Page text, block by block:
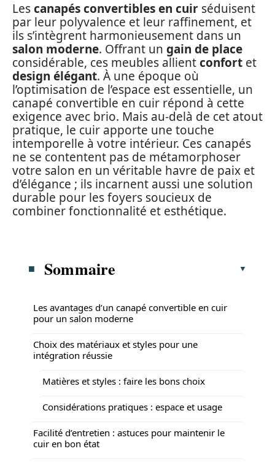
Lescanapés convertibles en cuir séduisent
par leur polyvalence et leur raffinement, et
ils s’intègrent harmonieusement dans un
salon moderne. Offrant un gain de place
considérable, ces meubles allientconfort et
design élégant. À une époque où
l’optimisation de l’espace est essentielle, un
canapé convertible en cuir répond à cette
exigence avec brio. Mais au-delà de cet atout
pratique, le cuir apporte une touche
intemporelle à votre intérieur. Ces canapés
ne se contentent pas de métamorphoser
votre salon en un véritable havre de paix et
d’élégance ; ils incarnent aussi une solution
durable pour les foyers soucieux de
combiner fonctionnalité et esthétique.
Sommaire
Les avantages d’un canapé convertible en cuir
pour un salon moderne
Choix des matériaux et styles pour une
intégration réussie
Matières et styles : faire les bons choix
Considérations pratiques : espace et usage
Facilité d’entretien : astuces pour maintenir le
cuir en bon état